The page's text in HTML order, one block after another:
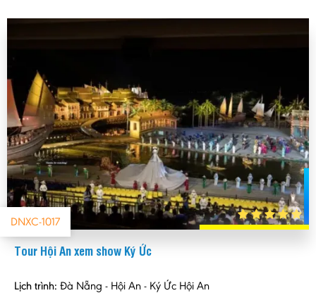
DNXC-1017
Tour Hội An xem show Ký Ức
Lịch trình: Đà Nẵng - Hội An - Ký Ức Hội An